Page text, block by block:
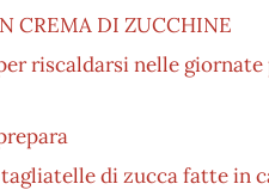
CREMA DI ZUCCHINE
riscaldarsi nelle
di zucca fatte in